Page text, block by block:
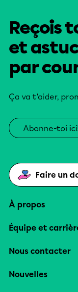
Reçois
et
par
Ça va t’aider,
Abonne-toi
Faire un
À propos
Équipe et
Nous contacter
Nouvelles